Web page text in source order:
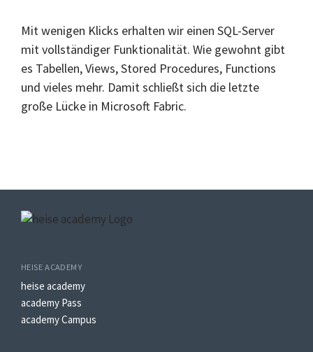
Mit wenigen Klicks erhalten wir einen SQL-Server
mit vollständiger Funktionalität. Wie gewohnt gibt
es Tabellen, Views, Stored Procedures, Functions
und vieles mehr. Damit schließt sich die letzte
große Lücke in Microsoft Fabric.
HEISE ACADEMY
heise academy
academy Pass
academy Campus